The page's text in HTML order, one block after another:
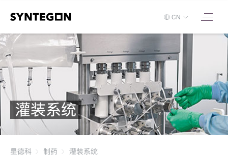
CN
灌装系统
星德科 制药 灌装系统